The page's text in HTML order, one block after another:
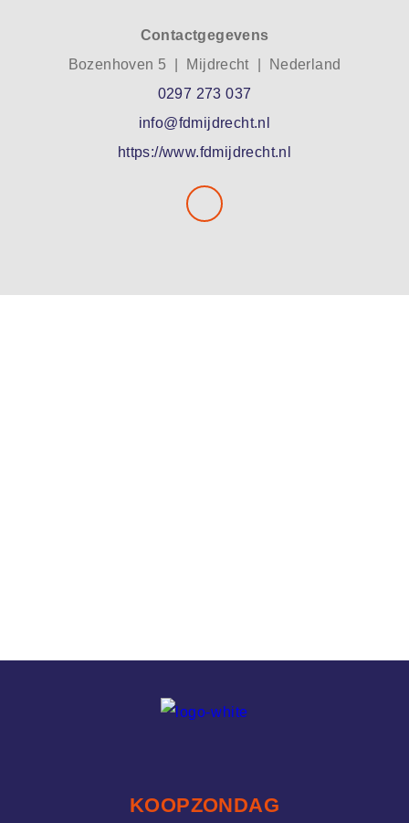
Contactgegevens
Bozenhoven 5 | Mijdrecht | Nederland
0297 273 037
info@fdmijdrecht.nl
https://www.fdmijdrecht.nl
KOOPZONDAG